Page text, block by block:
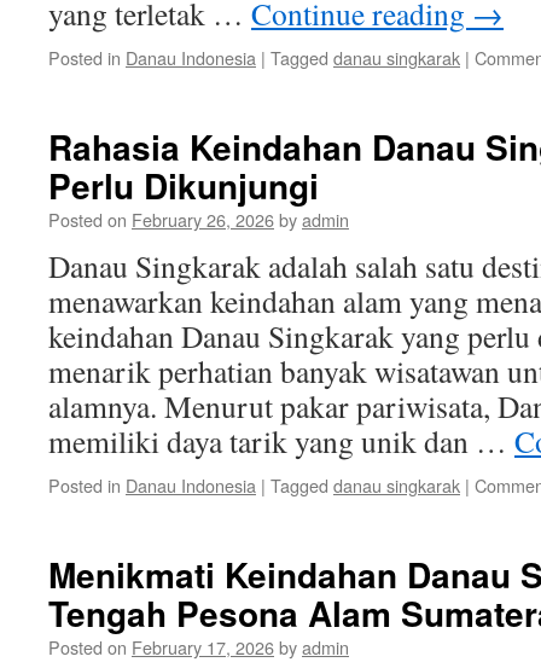
yang terletak … Continue reading →
Posted in Danau Indonesia | Tagged danau singkarak |
Rahasia Keindahan Danau
Perlu Dikunjungi
Posted on February 26, 2026byadmin
Danau Singkarak adalah salah satu
menawarkan keindahan alam yang
keindahan Danau Singkarak yang
menarik perhatian banyak wisatawan
alamnya. Menurut pakar pariwisata,
memiliki daya tarik yang unik dan …
Posted in Danau Indonesia | Tagged danau singkarak |
Menikmati Keindahan Danau
Tengah Pesona Alam
Posted on February 17, 2026byadmin